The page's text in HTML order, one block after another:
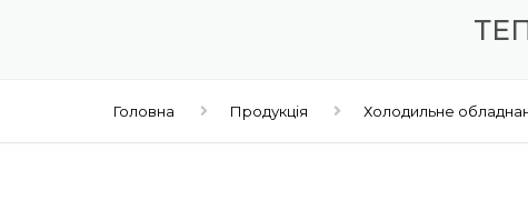
ПРОМИСЛОВА ПНЕВМАТИКА
ХОЛОДИЛЬНОГО
ГАЛУЗЕВІ
Головна Продукція Холодильне